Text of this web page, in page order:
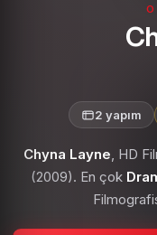
2 yapım
Chyna Layne, HD
(2009). En çok